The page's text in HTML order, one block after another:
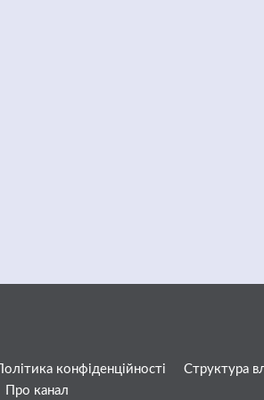
Політика конфіденційності Структура
Про канал